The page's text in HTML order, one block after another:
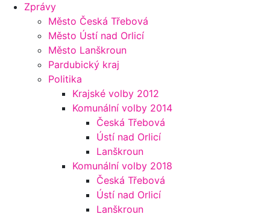
Zprávy
Město Česká Třebová
Město Ústí nad Orlicí
Město Lanškroun
Pardubický kraj
Politika
Krajské volby 2012
Komunální volby 2014
Česká Třebová
Ústí nad Orlicí
Lanškroun
Komunální volby 2018
Česká Třebová
Ústí nad Orlicí
Lanškroun